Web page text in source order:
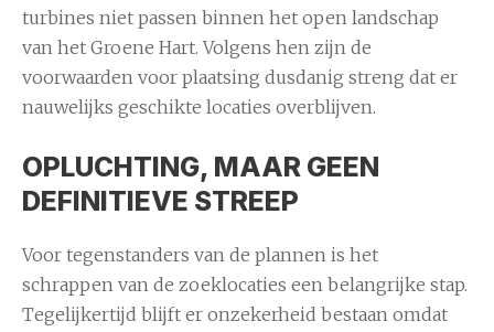
turbines niet passen binnen het open landschap
van het Groene Hart. Volgens hen zijn de
voorwaarden voor plaatsing dusdanig streng dat er
nauwelijks geschikte locaties overblijven.
OPLUCHTING, MAAR GEEN
DEFINITIEVE STREEP
Voor tegenstanders van de plannen is het
schrappen van de zoeklocaties een belangrijke stap.
Tegelijkertijd blijft er onzekerheid bestaan omdat